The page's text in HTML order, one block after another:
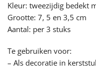
Kleur: tweezijdig bedekt
Grootte: 7, 5 en 3,5 cm
Aantal: per 3 stuks
Te gebruiken voor:
– Als decoratie in